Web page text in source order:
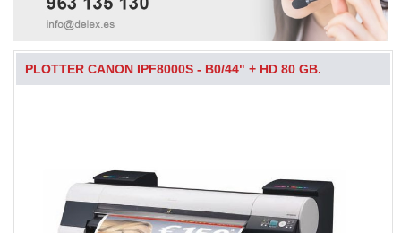
PLOTTER CANON IPF8000S - B0/44" + HD 80 GB.